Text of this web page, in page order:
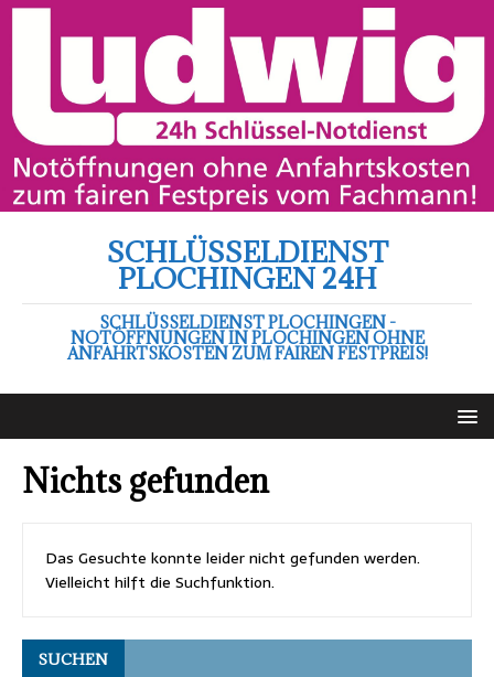
SCHLÜSSELDIENST
PLOCHINGEN 24H
SCHLÜSSELDIENST PLOCHINGEN -
NOTÖFFNUNGEN IN PLOCHINGEN OHNE
ANFAHRTSKOSTEN ZUM FAIREN FESTPREIS!
Nichts gefunden
Das Gesuchte konnte leider nicht gefunden werden.
Vielleicht hilft die Suchfunktion.
SUCHEN